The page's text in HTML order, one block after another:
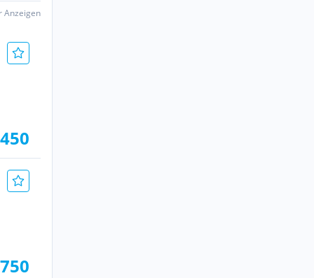
Anzeigen